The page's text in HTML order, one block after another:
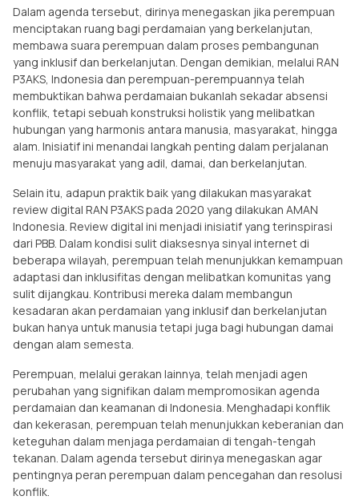
Dalam agenda tersebut, dirinya menegaskan jika perempuan
menciptakan ruang bagi perdamaian yang berkelanjutan,
membawa suara perempuan dalam proses pembangunan
yang inklusif dan berkelanjutan. Dengan demikian, melalui RAN
P3AKS, Indonesia dan perempuan-perempuannya telah
membuktikan bahwa perdamaian bukanlah sekadar absensi
konflik, tetapi sebuah konstruksi holistik yang melibatkan
hubungan yang harmonis antara manusia, masyarakat, hingga
alam. Inisiatif ini menandai langkah penting dalam perjalanan
menuju masyarakat yang adil, damai, dan berkelanjutan.
Selain itu, adapun praktik baik yang dilakukan masyarakat
review digital RAN P3AKS pada 2020 yang dilakukan AMAN
Indonesia. Review digital ini menjadi inisiatif yang terinspirasi
dari PBB. Dalam kondisi sulit diaksesnya sinyal internet di
beberapa wilayah, perempuan telah menunjukkan kemampuan
adaptasi dan inklusifitas dengan melibatkan komunitas yang
sulit dijangkau. Kontribusi mereka dalam membangun
kesadaran akan perdamaian yang inklusif dan berkelanjutan
bukan hanya untuk manusia tetapi juga bagi hubungan damai
dengan alam semesta.
Perempuan, melalui gerakan lainnya, telah menjadi agen
perubahan yang signifikan dalam mempromosikan agenda
perdamaian dan keamanan di Indonesia. Menghadapi konflik
dan kekerasan, perempuan telah menunjukkan keberanian dan
keteguhan dalam menjaga perdamaian di tengah-tengah
tekanan. Dalam agenda tersebut dirinya menegaskan agar
pentingnya peran perempuan dalam pencegahan dan resolusi
konflik.